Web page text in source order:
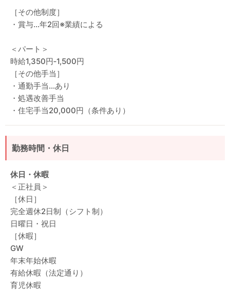
［その他制度］
・賞与…年2回※業績による
＜パート＞
時給1,350円‐1,500円
［その他手当］
・通勤手当…あり
・処遇改善手当
・住宅手当20,000円（条件あり）
勤務時間・休日
休日・休暇
＜正社員＞
［休日］
完全週休2日制（シフト制）
日曜日・祝日
［休暇］
GW
年末年始休暇
有給休暇（法定通り）
育児休暇